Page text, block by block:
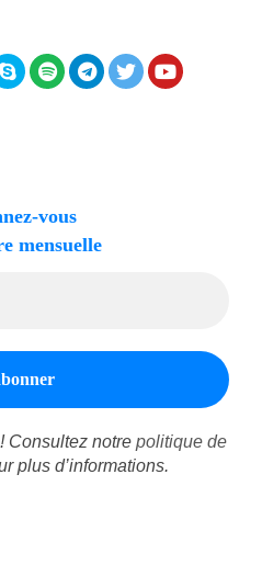
vous
mensuelle
Consultez notre politique de
plus d’informations.